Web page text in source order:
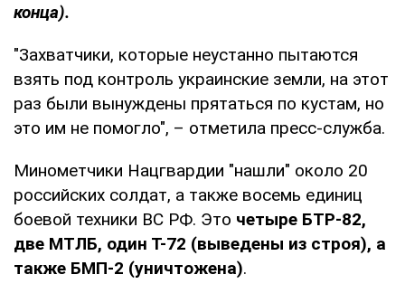
конца).
"Захватчики, которые неустанно пытаются
взять под контроль украинские земли, на этот
раз были вынуждены прятаться по кустам, но
это им не помогло", – отметила пресс-служба.
Минометчики Нацгвардии "нашли" около 20
российских солдат, а также восемь единиц
боевой техники ВС РФ. Это четыре БТР-82,
две МТЛБ, один Т-72 (выведены из строя), а
также БМП-2 (уничтожена).